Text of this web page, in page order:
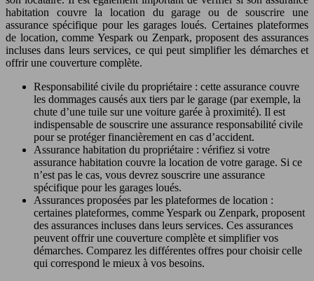
habitation couvre la location du garage ou de souscrire une
assurance spécifique pour les garages loués. Certaines plateformes
de location, comme Yespark ou Zenpark, proposent des assurances
incluses dans leurs services, ce qui peut simplifier les démarches et
offrir une couverture complète.
Responsabilité civile du propriétaire : cette assurance couvre
les dommages causés aux tiers par le garage (par exemple, la
chute d’une tuile sur une voiture garée à proximité). Il est
indispensable de souscrire une assurance responsabilité civile
pour se protéger financièrement en cas d’accident.
Assurance habitation du propriétaire : vérifiez si votre
assurance habitation couvre la location de votre garage. Si ce
n’est pas le cas, vous devrez souscrire une assurance
spécifique pour les garages loués.
Assurances proposées par les plateformes de location :
certaines plateformes, comme Yespark ou Zenpark, proposent
des assurances incluses dans leurs services. Ces assurances
peuvent offrir une couverture complète et simplifier vos
démarches. Comparez les différentes offres pour choisir celle
qui correspond le mieux à vos besoins.